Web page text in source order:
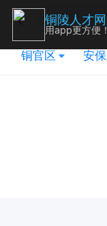
铜官区
铜陵人才网
用app更方便！